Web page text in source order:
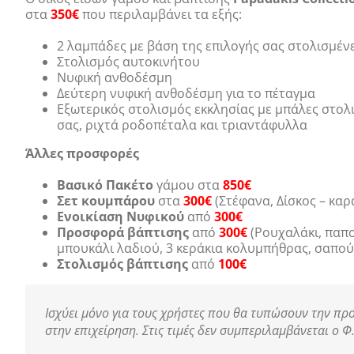
στα350€που περιλαμβάνει τα εξής:
2 λαμπάδες με βάση της επιλογής σας
Στολισμός αυτοκινήτου
Νυφική ανθοδέσμη
Δεύτερη νυφική ανθοδέσμη για το πέταγμα
Εξωτερικός στολισμός εκκλησίας με μπάλες
σας, ριχτά ροδοπέταλα και τριαντάφυλλα
Άλλες προσφορές
Βασικό Πακέτο γάμου στα850€
Σετ κουμπάρου στα300€(Στέφανα, Δίσκος –
Ενοικίαση Νυφικού από 300€
Προσφορά βάπτισης από 300€(Ρουχαλάκι,
μπουκάλι λαδιού, 3 κεράκια κολυμπήθρας,
Στολισμός βάπτισης από 100€
Ισχύει μόνο για τους χρήστες που θα τυπώσουν την
στην επιχείρηση. Στις τιμές δεν συμπεριλαμβάνεται ο